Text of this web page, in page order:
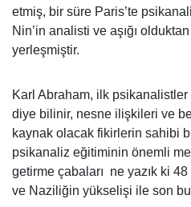
etmiş, bir süre Paris’te
Nin’in analisti ve aşığı
yerleşmiştir.
Karl Abraham, ilk psikanalistler
diye bilinir, nesne ilişkileri ve
kaynak olacak fikirlerin sahibi
psikanaliz eğitiminin önemli
getirme çabaları ne yazık ki
ve Naziliğin yükselişi ile son